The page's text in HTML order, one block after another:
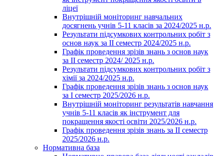
ліцеї
Внутрішній моніторинг навчальних
досягнень учнів 5-11 класів за 2024/2025 н.р.
Результати підсумкових контрольних робіт з
основ наук за ІІ семестр 2024/2025 н.р.
Графік проведення зрізів знань з основ наук
за ІІ семестр 2024/ 2025 н.р.
Результати підсумкових контрольних робіт з
хімії за 2024/2025 н.р.
Графік проведення зрізів знань з основ наук
за І семестр 2025/2026 н.р.
Внутрішній моніторинг результатів навчання
учнів 5-11 класів як інструмент для
покращення якості освіти 2025/2026 н.р.
Графік проведення зрізів знань за ІІ семестр
2025/2026 н.р.
Нормативна база